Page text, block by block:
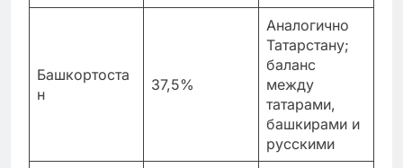
Башкортоста
н
37,5%
Аналогично
Татарстану;
баланс
между
татарами,
башкирами и
русскими